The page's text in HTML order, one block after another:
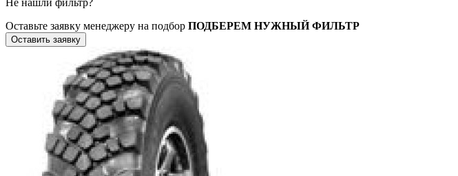
Оставьте заявку менеджеру на подбор ПОДБЕРЕМ НУЖНЫЙ ФИЛЬТР
Оставить заявку